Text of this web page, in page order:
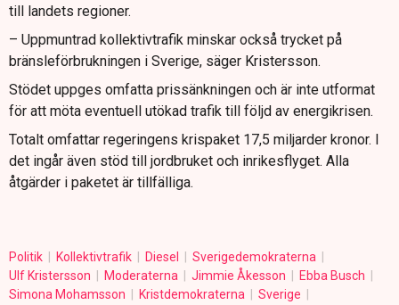
till landets regioner.
– Uppmuntrad kollektivtrafik minskar också trycket på
bränsleförbrukningen i Sverige, säger Kristersson.
Stödet uppges omfatta prissänkningen och är inte utformat
för att möta eventuell utökad trafik till följd av energikrisen.
Totalt omfattar regeringens krispaket 17,5 miljarder kronor. I
det ingår även stöd till jordbruket och inrikesflyget. Alla
åtgärder i paketet är tillfälliga.
Politik Kollektivtrafik Diesel
Sverigedemokraterna
Ulf Kristersson
Moderaterna Jimmie Åkesson
Ebba Busch
Simona Mohamsson
Kristdemokraterna
Sverige